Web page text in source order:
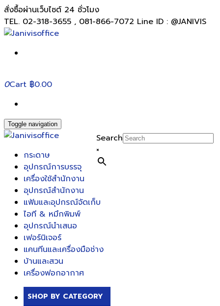
สั่งซื้อผ่านเว็บไซต์ 24 ชั่วโมง
TEL. 02-318-3655 , 081-866-7072 Line ID : @JANIVIS
0Cart ฿0.00
Toggle navigation
Search
×
กระดาษ
อุปกรณ์การบรรจุ
เครื่องใช้สำนักงาน
อุปกรณ์สำนักงาน
แฟ้มและอุปกรณ์จัดเก็บ
ไอที & หมึกพิมพ์
อุปกรณ์นำเสนอ
เฟอร์นิเจอร์
แคนทีนและเครื่องมือช่าง
บ้านและสวน
เครื่องฟอกอากาศ
SHOP BY CATEGORY